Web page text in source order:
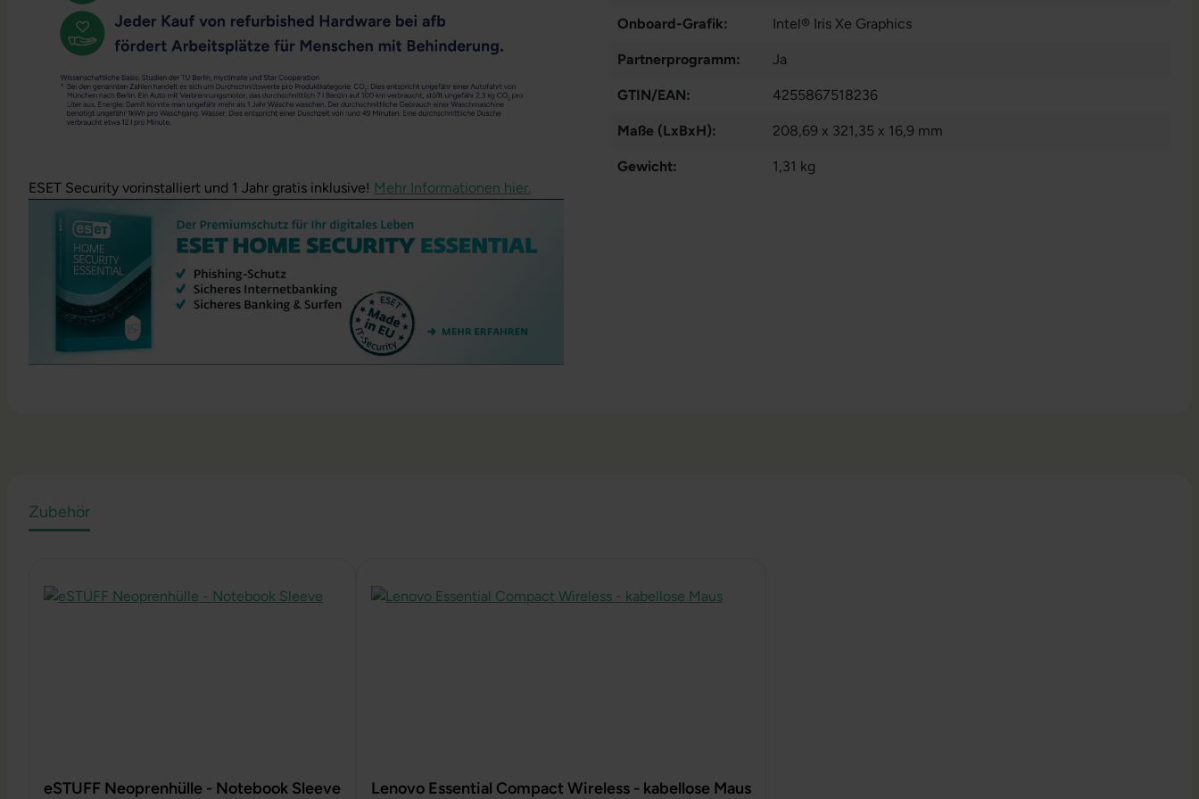
ESET Security vorinstalliert und 1 Jahr gratis inklusive! Mehr Informationen hier.
Onboard-Grafik: Intel® Iris Xe Graphics
Partnerprogramm: Ja
GTIN/EAN: 4255867518236
Maße (LxBxH): 208,69 x 321,35 x 16,9 mm
Gewicht: 1,31 kg
Zubehör
eSTUFF Neoprenhülle - Notebook Sleeve Lenovo Essential Compact Wireless - kabellose Maus